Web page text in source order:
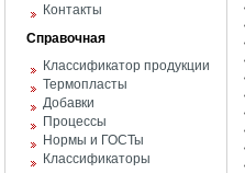
Контакты
Справочная
Классификатор продукции
Термопласты
Добавки
Процессы
Нормы и ГОСТы
Классификаторы